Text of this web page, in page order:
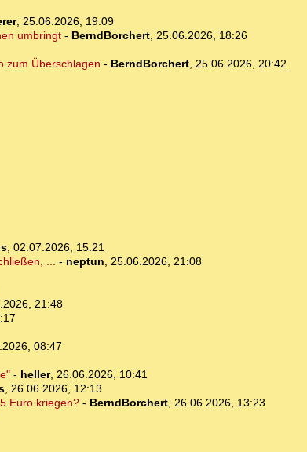
, 25.06.2026, 19:09
umbringt- BerndBorchert, 25.06.2026, 18:26
zum Überschlagen - BerndBorchert, 25.06.2026, 20:42
, 02.07.2026, 15:21
... - neptun, 25.06.2026, 21:08
21:48
08:47
- heller, 26.06.2026, 10:41
, 26.06.2026, 12:13
Euro kriegen?- BerndBorchert, 26.06.2026, 13:23